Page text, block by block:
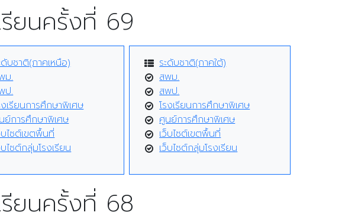
ยนครั้งที่ 69
ดับชาติ(ภาคเหนือ)
ม.
ป.
งเรียนการศึกษาพิเศษ
ย์การศึกษาพิเศษ
บไซต์เขตพื้นที่
บไซต์กลุ่มโรงเรียน
ระดับชาติ(ภาคใต้)
สพม.
สพป.
โรงเรียนการศึกษาพิเศษ
ศูนย์การศึกษาพิเศษ
เว็บไซต์เขตพื้นที่
เว็บไซต์กลุ่มโรงเรียน
ยนครั้งที่ 68